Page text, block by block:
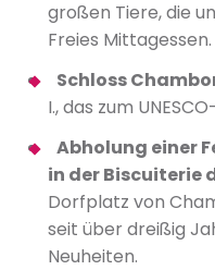
großen Tiere, die
Freies Mittagessen.
Schloss
I., das zum
Abholung einer
in der Biscuiterie
Dorfplatz von
seit über dreißig
Neuheiten.